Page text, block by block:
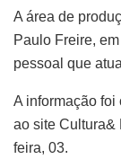
A área de
Paulo Freire,
pessoal que
A informação foi
ao site Cultura&
feira, 03.